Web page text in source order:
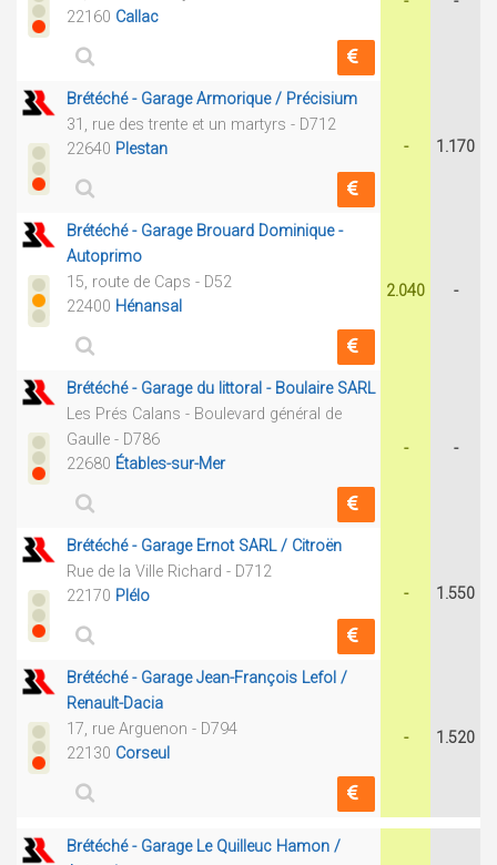
22160 Callac
Brétéché - Garage Armorique / Précisium
31, rue des trente et un martyrs - D712
22640 Plestan - 1.170
Brétéché - Garage Brouard Dominique -
Autoprimo
15, route de Caps - D52
22400 Hénansal
2.040 -
Brétéché - Garage du littoral - Boulaire SARL
Les Prés Calans - Boulevard général de
Gaulle - D786
22680 Étables-sur-Mer
- -
Brétéché - Garage Ernot SARL / Citroën
Rue de la Ville Richard - D712
22170 Plélo - 1.550
Brétéché - Garage Jean-François Lefol /
Renault-Dacia
17, rue Arguenon - D794
22130 Corseul
- 1.520
Brétéché - Garage Le Quilleuc Hamon /